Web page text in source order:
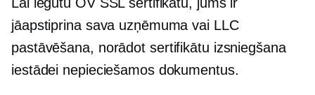
jāapstiprina sava uzņēmuma vai LLC
pastāvēšana, norādot sertifikātu izsniegšana
iestādei nepieciešamos dokumentus.